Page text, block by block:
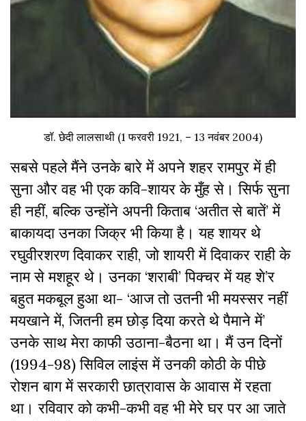
डॉ. छेदी लालसाथी (1 फरवरी 1921, – 13 नवंबर 2004)
सबसे पहले मैंने उनके बारे में अपने शहर रामपुर में ही
सुना और वह भी एक कवि-शायर के मुँह से। सिर्फ सुना
ही नहीं, बल्कि उन्होंने अपनी किताब ‘अतीत से बातें’ में
बाकायदा उनका जिक्र भी किया है। यह शायर थे
रघुवीरशरण दिवाकर राही, जो शायरी में दिवाकर राही के
नाम से मशहूर थे। उनका ‘शराबी’ पिक्चर में यह शे’र
बहुत मकबूल हुआ था- ‘आज तो उतनी भी मयस्सर नहीं
मयखाने में, जितनी हम छोड़ दिया करते थे पैमाने में’
उनके साथ मेरा काफी उठाना-बैठना था। मैं उन दिनों
(1994-98) सिविल लाइंस में उनकी कोठी के पीछे
रोशन बाग में सरकारी छात्रावास के आवास में रहता
था। रविवार को कभी-कभी वह भी मेरे घर पर आ जाते